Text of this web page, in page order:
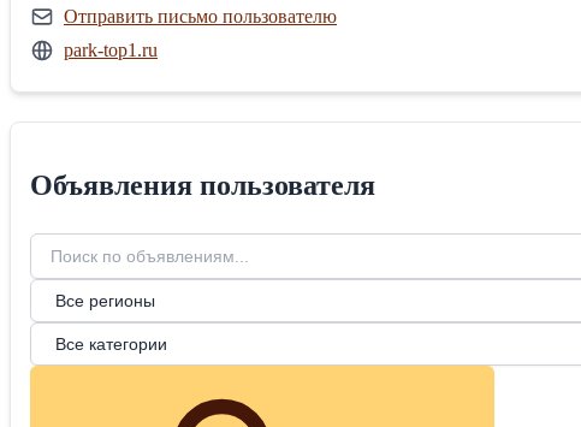
Отправить письмо пользователю
park-top1.ru
Объявления пользователя